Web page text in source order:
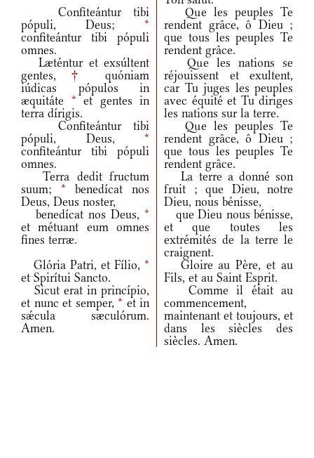
Confiteántur tibi
pópuli, Deus; *
confiteántur tibi pópuli
omnes.
Que les peuples Te
rendent grâce, ô Dieu ;
que tous les peuples Te
rendent grâce.
Læténtur et exsúltent
gentes, †
quóniam
iúdicas pópulos in
æquitáte * et gentes in
terra dírigis.
Que les nations se
réjouissent et exultent,
car Tu juges les peuples
avec équité et Tu diriges
les nations sur la terre.
Confiteántur tibi
pópuli, Deus, *
confiteántur tibi pópuli
omnes.
Que les peuples Te
rendent grâce, ô Dieu ;
que tous les peuples Te
rendent grâce.
Terra dedit fructum
suum; * benedícat nos
Deus, Deus noster,
La terre a donné son
fruit ; que Dieu, notre
Dieu, nous bénisse,
benedícat nos Deus, *
et métuant eum omnes
fines terræ.
que Dieu nous bénisse,
et que toutes les
extrémités de la terre le
craignent.
Glória Patri, et Fílio, *
et Spirítui Sancto.
Gloire au Père, et au
Fils, et au Saint Esprit.
Sicut erat in princípio,
et nunc et semper, * et in
sǽcula sæculórum.
Amen.
Comme il était au
commencement,
maintenant et toujours, et
dans les siècles des
siècles. Amen.